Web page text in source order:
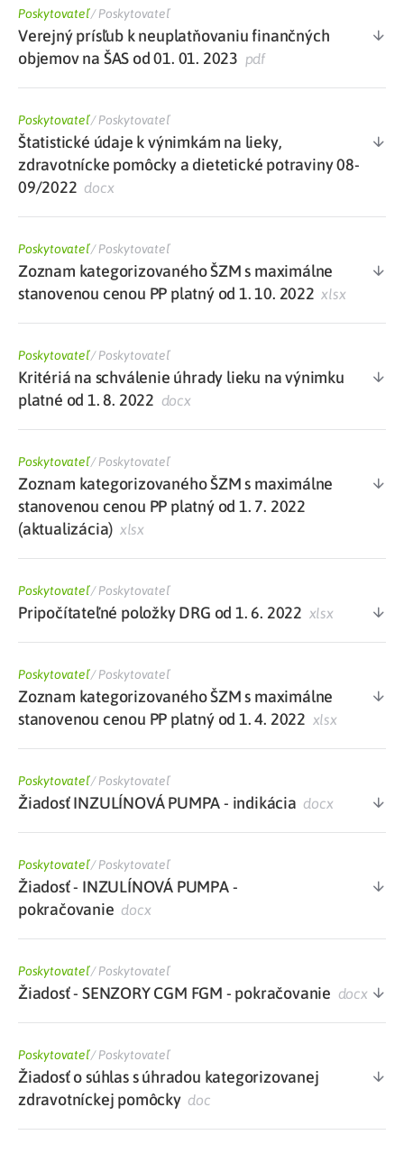
Poskytovateľ/Poskytovateľ
Verejný prísľub k neuplatňovaniu finančných
objemov na ŠAS od 01. 01. 2023 pdf
Poskytovateľ/Poskytovateľ
Štatistické údaje k výnimkám na lieky,
zdravotnícke pomôcky a dietetické potraviny 08-
09/2022 docx
Poskytovateľ/Poskytovateľ
Zoznam kategorizovaného ŠZM s maximálne
stanovenou cenou PP platný od 1. 10. 2022 xlsx
Poskytovateľ/Poskytovateľ
Kritériá na schválenie úhrady lieku na výnimku
platné od 1. 8. 2022 docx
Poskytovateľ/Poskytovateľ
Zoznam kategorizovaného ŠZM s maximálne
stanovenou cenou PP platný od 1. 7. 2022
(aktualizácia) xlsx
Poskytovateľ/Poskytovateľ
Pripočítateľné položky DRG od 1. 6. 2022 xlsx
Poskytovateľ/Poskytovateľ
Zoznam kategorizovaného ŠZM s maximálne
stanovenou cenou PP platný od 1. 4. 2022 xlsx
Poskytovateľ/Poskytovateľ
Žiadosť INZULÍNOVÁ PUMPA - indikácia docx
Poskytovateľ/Poskytovateľ
Žiadosť - INZULÍNOVÁ PUMPA -
pokračovanie docx
Poskytovateľ/Poskytovateľ
Žiadosť - SENZORY CGM FGM - pokračovanie docx
Poskytovateľ/Poskytovateľ
Žiadosť o súhlas s úhradou kategorizovanej
zdravotníckej pomôckydoc